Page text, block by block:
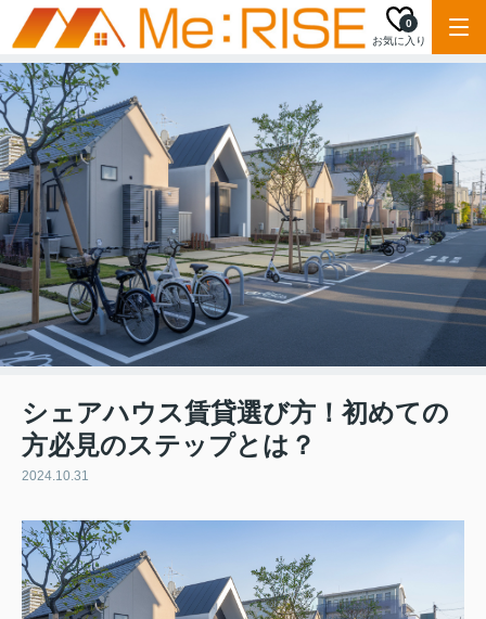
お気に入り
0
シェアハウス賃貸選び方！初めての
方必見のステップとは？
2024.10.31